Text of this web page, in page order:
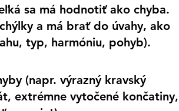
sa má hodnotiť ako chyba.
a má brať do úvahy, ako
typ, harmóniu, pohyb).
(napr. výrazný kravský
extrémne vytočené končatiny,